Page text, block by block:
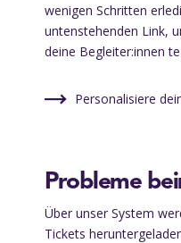
wenigen Schritten
untenstehenden Link,
deine Begleiter:innen
Personalisiere
Probleme
Über unser System
Tickets